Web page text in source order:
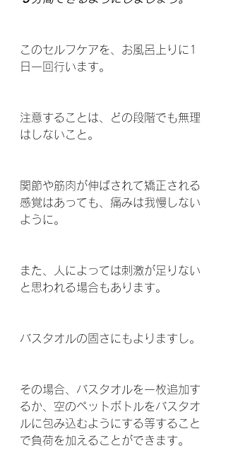
このセルフケアを、お風呂上りに1
日一回行います。
注意することは、どの段階でも無理
はしないこと。
関節や筋肉が伸ばされて矯正される
感覚はあっても、痛みは我慢しない
ように。
また、人によっては刺激が足りない
と思われる場合もあります。
バスタオルの固さにもよりますし。
その場合、バスタオルを一枚追加す
るか、空のペットボトルをバスタオ
ルに包み込むようにする等すること
で負荷を加えることができます。